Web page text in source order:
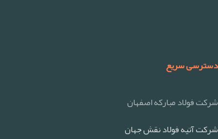
دسترسی سریع
شرکت فولاد مبارکه اصفهان
شرکت آتیه فولاد نقش جهان